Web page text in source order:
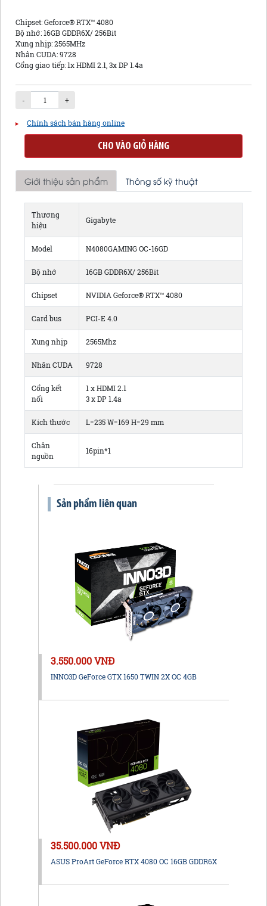
Chipset: Geforce® RTX™ 4080
Bộ nhớ: 16GB GDDR6X/ 256Bit
Xung nhịp: 2565MHz
Nhân CUDA: 9728
Cổng giao tiếp: 1x HDMI 2.1, 3x DP 1.4a
- +
Chính sách bán hàng online
CHO VÀO GIỎ HÀNG
Giới thiệu sản phẩm Thông số kỹ thuật
Thương
hiệu
Gigabyte
Model N4080GAMING OC-16GD
Bộ nhớ 16GB GDDR6X/ 256Bit
Chipset NVIDIA Geforce® RTX™ 4080
Card bus PCI-E 4.0
Xung nhịp 2565Mhz
Nhân CUDA 9728
Cổng kết
nối
1 x HDMI 2.1
3 x DP 1.4a
Kích thước L=235 W=169 H=29 mm
Chân
nguồn
16pin*1
Sản phẩm liên quan
3.550.000 VNĐ
INNO3D GeForce GTX 1650 TWIN 2X OC 4GB
35.500.000 VNĐ
ASUS ProArt GeForce RTX 4080 OC 16GB GDDR6X